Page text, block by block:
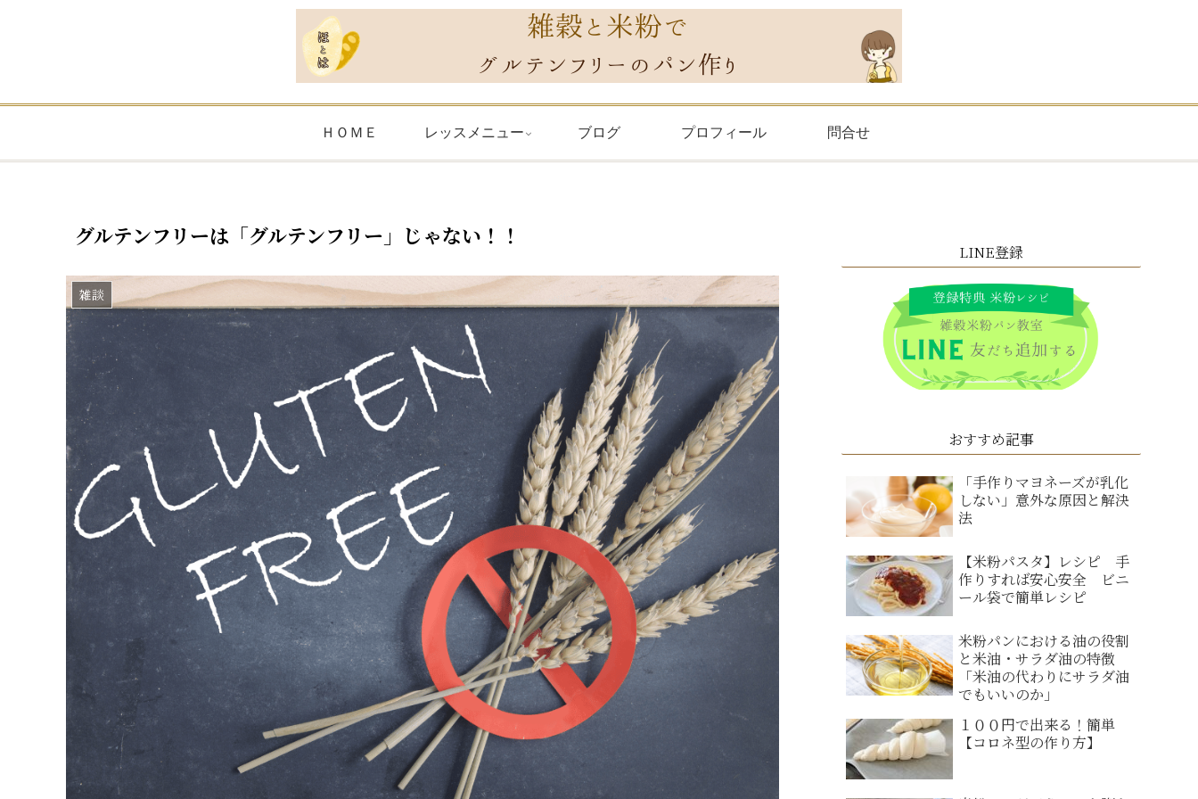
ＨＯＭＥ レッスメニュー ブログ プロフィール 問合せ
グルテンフリーは「グルテンフリー」じゃない！！
雑談
LINE登録
おすすめ記事
「手作りマヨネーズが乳化
しない」意外な原因と解決
法
【米粉パスタ】レシピ 手
作りすれば安心安全 ビニ
ール袋で簡単レシピ
米粉パンにおける油の役割
と米油・サラダ油の特徴
「米油の代わりにサラダ油
でもいいのか」
１００円で出来る！簡単
【コロネ型の作り方】